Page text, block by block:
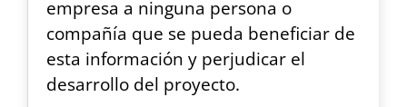
empresa a ninguna persona o
compañía que se pueda beneficiar de
esta información y perjudicar el
desarrollo del proyecto.